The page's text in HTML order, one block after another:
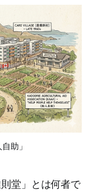
助」
堂」とは何者で